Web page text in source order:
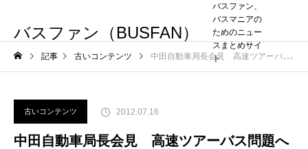
バスファン（BUSFAN）
バスファン、
バスマニアの
ためのニュー
スまとめサイ
ト
記事 古いコンテンツ 中田自動車局長会見 高速ツアーバス問題への対応策で規制見直す
古いコンテンツ 2012.07.16
中田自動車局長会見 高速ツアーバス問題へ